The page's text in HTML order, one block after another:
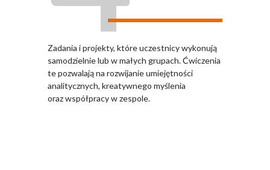
Zadania i projekty, które uczestnicy wykonują
samodzielnie lub w małych grupach. Ćwiczenia
te pozwalają na rozwijanie umiejętności
analitycznych, kreatywnego myślenia
oraz współpracy w zespole.